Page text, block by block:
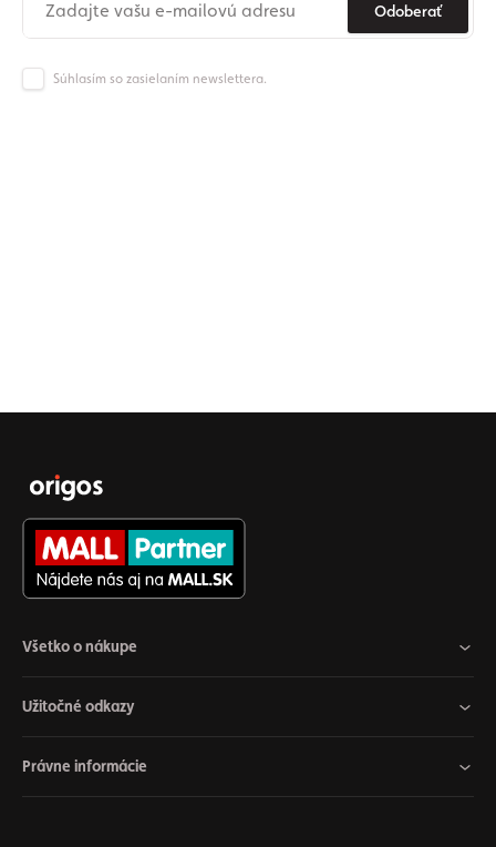
Odoberať
Súhlasím so zasielaním newslettera.
Všetko o nákupe
Užitočné odkazy
Právne informácie